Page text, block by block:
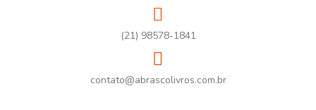
(21) 98578-1841
contato@abrascolivros.com.br